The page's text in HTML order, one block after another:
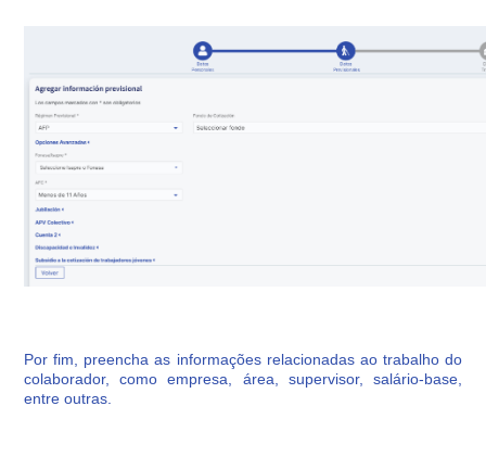
Por fim, preencha as informações relacionadas ao trabalho do
colaborador, como empresa, área, supervisor, salário-base,
entre outras.